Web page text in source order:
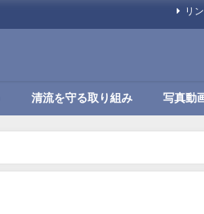
リ
清流を守る取り組み 写真動